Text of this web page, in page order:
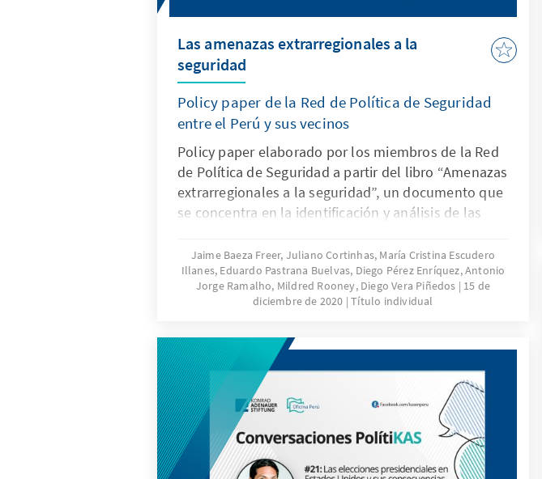
Las amenazas extrarregionales a la
seguridad
Policy paper de la Red de Política de Seguridad
entre el Perú y sus vecinos
Policy paper elaborado por los miembros de la Red
de Política de Seguridad a partir del libro “Amenazas
extrarregionales a la seguridad”, un documento que
se concentra en la identificación y análisis de las
extraregionales que enfrentan el Perú y sus países
vecinos.
Jaime Baeza Freer, Juliano Cortinhas, María Cristina Escudero
Illanes, Eduardo Pastrana Buelvas, Diego Pérez Enríquez, Antonio
Jorge Ramalho, Mildred Rooney, Diego Vera Piñedos
15 de
diciembre de 2020 Título individual